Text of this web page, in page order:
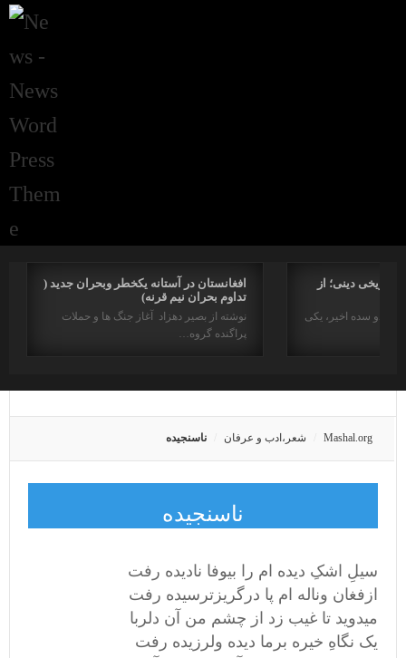
افغانستان در آستانه یکخطر وبحران جدید (
تداوم بحران نیم قرنه)
نوشته از بصیر دهزاد آغاز جنگ ها و حملات
پراگنده گروه…
دینی؛ از
در دو سده اخیر، یکی
Mashal.org شعر،ادب و عرفان ناسنجیده
ناسنجیده
سیلِ اشکِ دیده ام را بیوفا نادیده رفت
ازفغان وناله ام پا درگریزترسیده رفت
میدوید تا غیب زد از چشم من آن دلربا
یک نگاهِ خیره برما دیده ولرزیده رفت